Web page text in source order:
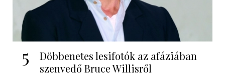
5
Döbbenetes lesifotók az afáziában
szenvedő Bruce Willisről